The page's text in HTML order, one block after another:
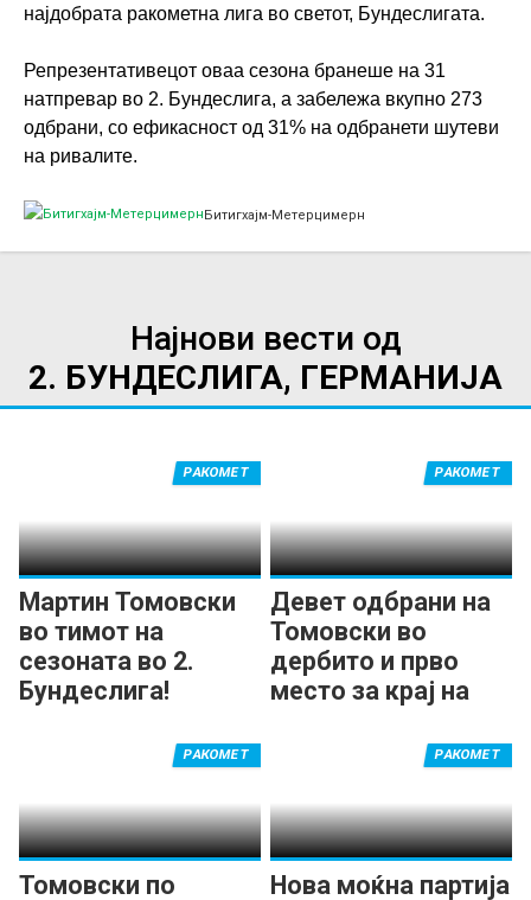
најдобрата ракометна лига во светот, Бундеслигата.
Репрезентативецот оваа сезона бранеше на 31
натпревар во 2. Бундеслига, а забележа вкупно 273
одбрани, со ефикасност од 31% на одбранети шутеви
на ривалите.
Битигхајм-Метерцимерн
Најнови вести од
2. БУНДЕСЛИГА, ГЕРМАНИЈА
Мартин Томовски
во тимот на
сезоната во 2.
Бундеслига!
РАКОМЕТ
Девет одбрани на
Томовски во
дербито и прво
место за крај на
РАКОМЕТ
Томовски по
РАКОМЕТ
Нова моќна партија
РАКОМЕТ